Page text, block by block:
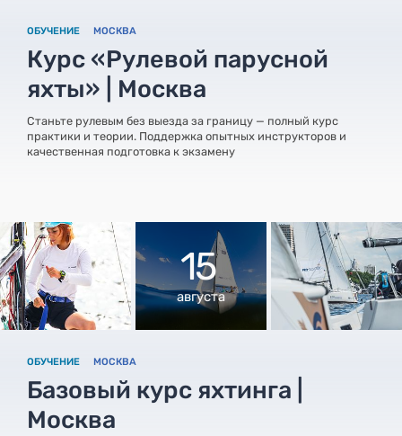
ОБУЧЕНИЕ МОСКВА
Курс «Рулевой парусной
яхты» | Москва
Станьте рулевым без выезда за границу — полный курс
практики и теории. Поддержка опытных инструкторов и
качественная подготовка к экзамену
15
августа
ОБУЧЕНИЕ МОСКВА
Базовый курс яхтинга |
Москва